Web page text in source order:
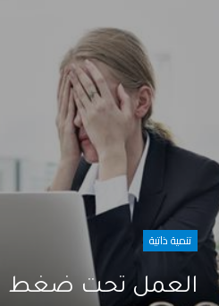
تنمية ذاتية
العمل تحت ضغط